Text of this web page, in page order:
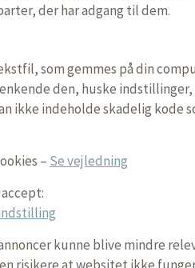
der har adgang til dem.
som gemmes på din
den, huske
ikke indeholde skadelig kode
– Se vejledning
kunne blive mindre